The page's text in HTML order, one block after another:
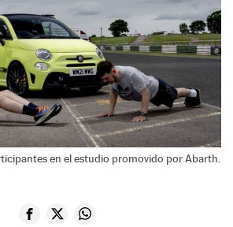
en el estudio promovido por Abarth.